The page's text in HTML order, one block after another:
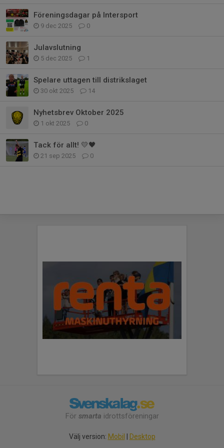
Föreningsdagar på Intersport
9 dec 2025 0
Julavslutning
5 dec 2025 1
Spelare uttagen till distrikslaget
30 okt 2025 14
Nyhetsbrev Oktober 2025
1 okt 2025 0
Tack för allt! 💛🖤
21 sep 2025 0
För smarta idrottsföreningar
Välj version: Mobil Desktop